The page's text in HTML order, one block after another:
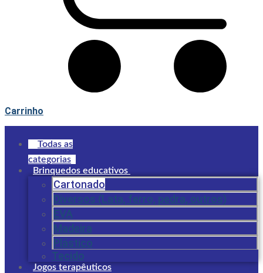
Carrinho
Todas as
categorias
Brinquedos educativos
Cartonado
Diversos (Lata, ferro, pedra, outros)
EVA
Madeira
Plástico
Tecido
Jogos terapêuticos